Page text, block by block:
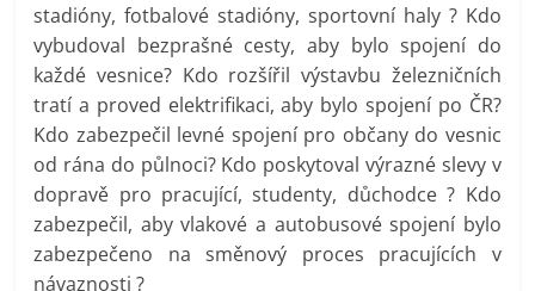
stadióny, fotbalové stadióny, sportovní haly ? Kdo
vybudoval bezprašné cesty, aby bylo spojení do
každé vesnice? Kdo rozšířil výstavbu železničních
tratí a proved elektrifikaci, aby bylo spojení po ČR?
Kdo zabezpečil levné spojení pro občany do vesnic
od rána do půlnoci? Kdo poskytoval výrazné slevy v
dopravě pro pracující, studenty, důchodce ? Kdo
zabezpečil, aby vlakové a autobusové spojení bylo
zabezpečeno na směnový proces pracujících v
návaznosti ?